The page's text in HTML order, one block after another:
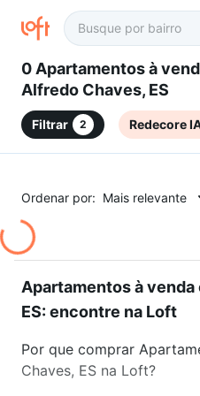
0 Apartamentos à venda em
Alfredo Chaves, ES
Filtrar 2 Redecore
Ordenar por: Mais relevante
Apartamentos à
ES: encontre na Loft
Por que comprar
Chaves, ES na Loft?